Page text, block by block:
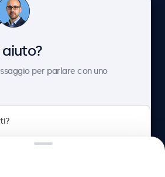
Clienti
per parlare con uno